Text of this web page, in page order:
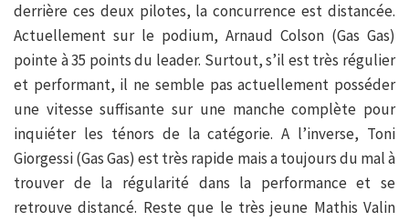
derrière ces deux pilotes, la concurrence est distancée.
Actuellement sur le podium, Arnaud Colson (Gas Gas)
pointe à 35 points du leader. Surtout, s’il est très régulier
et performant, il ne semble pas actuellement posséder
une vitesse suffisante sur une manche complète pour
inquiéter les ténors de la catégorie. A l’inverse, Toni
Giorgessi (Gas Gas) est très rapide mais a toujours du mal à
trouver de la régularité dans la performance et se
retrouve distancé. Reste que le très jeune Mathis Valin